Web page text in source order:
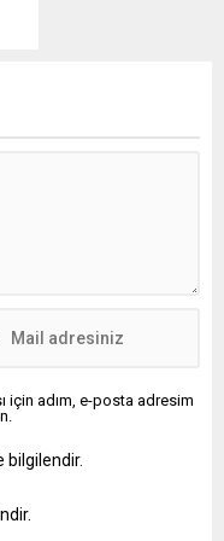
maddesinin...
için adım, e-posta adresim
bilgilendir.